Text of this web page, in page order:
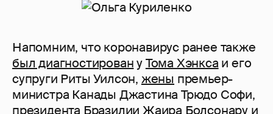
Напомним, что коронавирус ранее также
был диагностировануТома Хэнкса и его
супруги Риты Уилсон, жены премьер-
министра Канады Джастина Трюдо Софи,
президента Бразилии Жаира Болсонару и